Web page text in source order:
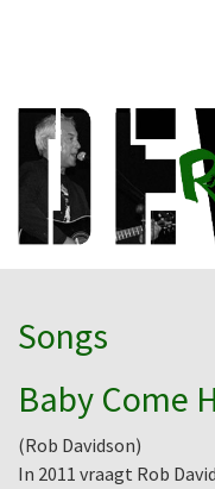
Songs
Baby Come
(Rob Davidson)
In 2011 vraagt Rob